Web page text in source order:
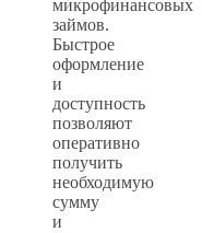
микрофинансовых
займов.
Быстрое
оформление
и
доступность
позволяют
оперативно
получить
необходимую
сумму
и